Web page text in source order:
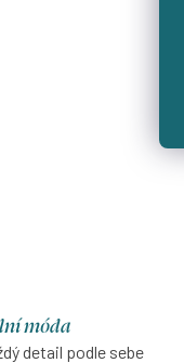
móda
detail podle sebe